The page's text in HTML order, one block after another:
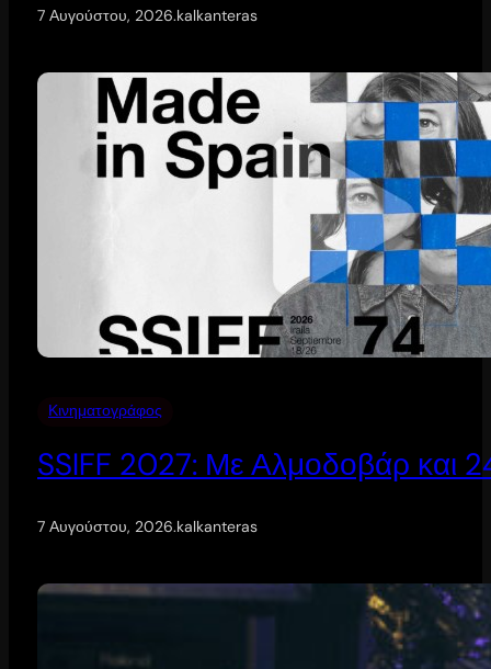
7 Αυγούστου, 2026.kalkanteras
Κινηματογράφος
SSIFF 2027: Με Αλμοδοβάρ και 24
7 Αυγούστου, 2026.kalkanteras